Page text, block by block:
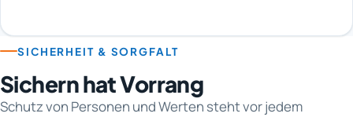
SICHERHEIT & SORGFALT
Sichern hat Vorrang
Schutz von Personen und Werten steht vor jedem